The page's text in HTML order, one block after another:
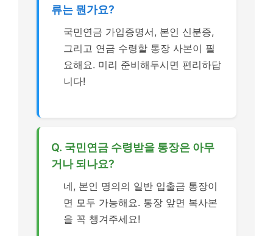
류는 뭔가요?
국민연금 가입증명서, 본인 신분증,
그리고 연금 수령할 통장 사본이 필
요해요. 미리 준비해두시면 편리하답
니다!
Q. 국민연금 수령받을 통장은 아무
거나 되나요?
네, 본인 명의의 일반 입출금 통장이
면 모두 가능해요. 통장 앞면 복사본
을 꼭 챙겨주세요!